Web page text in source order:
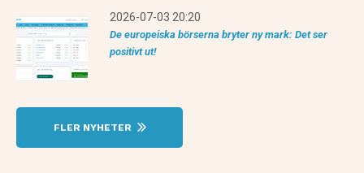
2026-07-03 20:20
De europeiska börserna bryter ny mark: Det ser
positivt ut!
FLER NYHETER